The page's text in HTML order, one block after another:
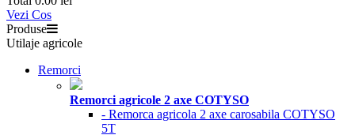
Vezi Cos
Produse
Utilaje agricole
Remorci
Remorci agricole 2 axe COTYSO
- Remorca agricola 2 axe carosabila COTYSO
5T